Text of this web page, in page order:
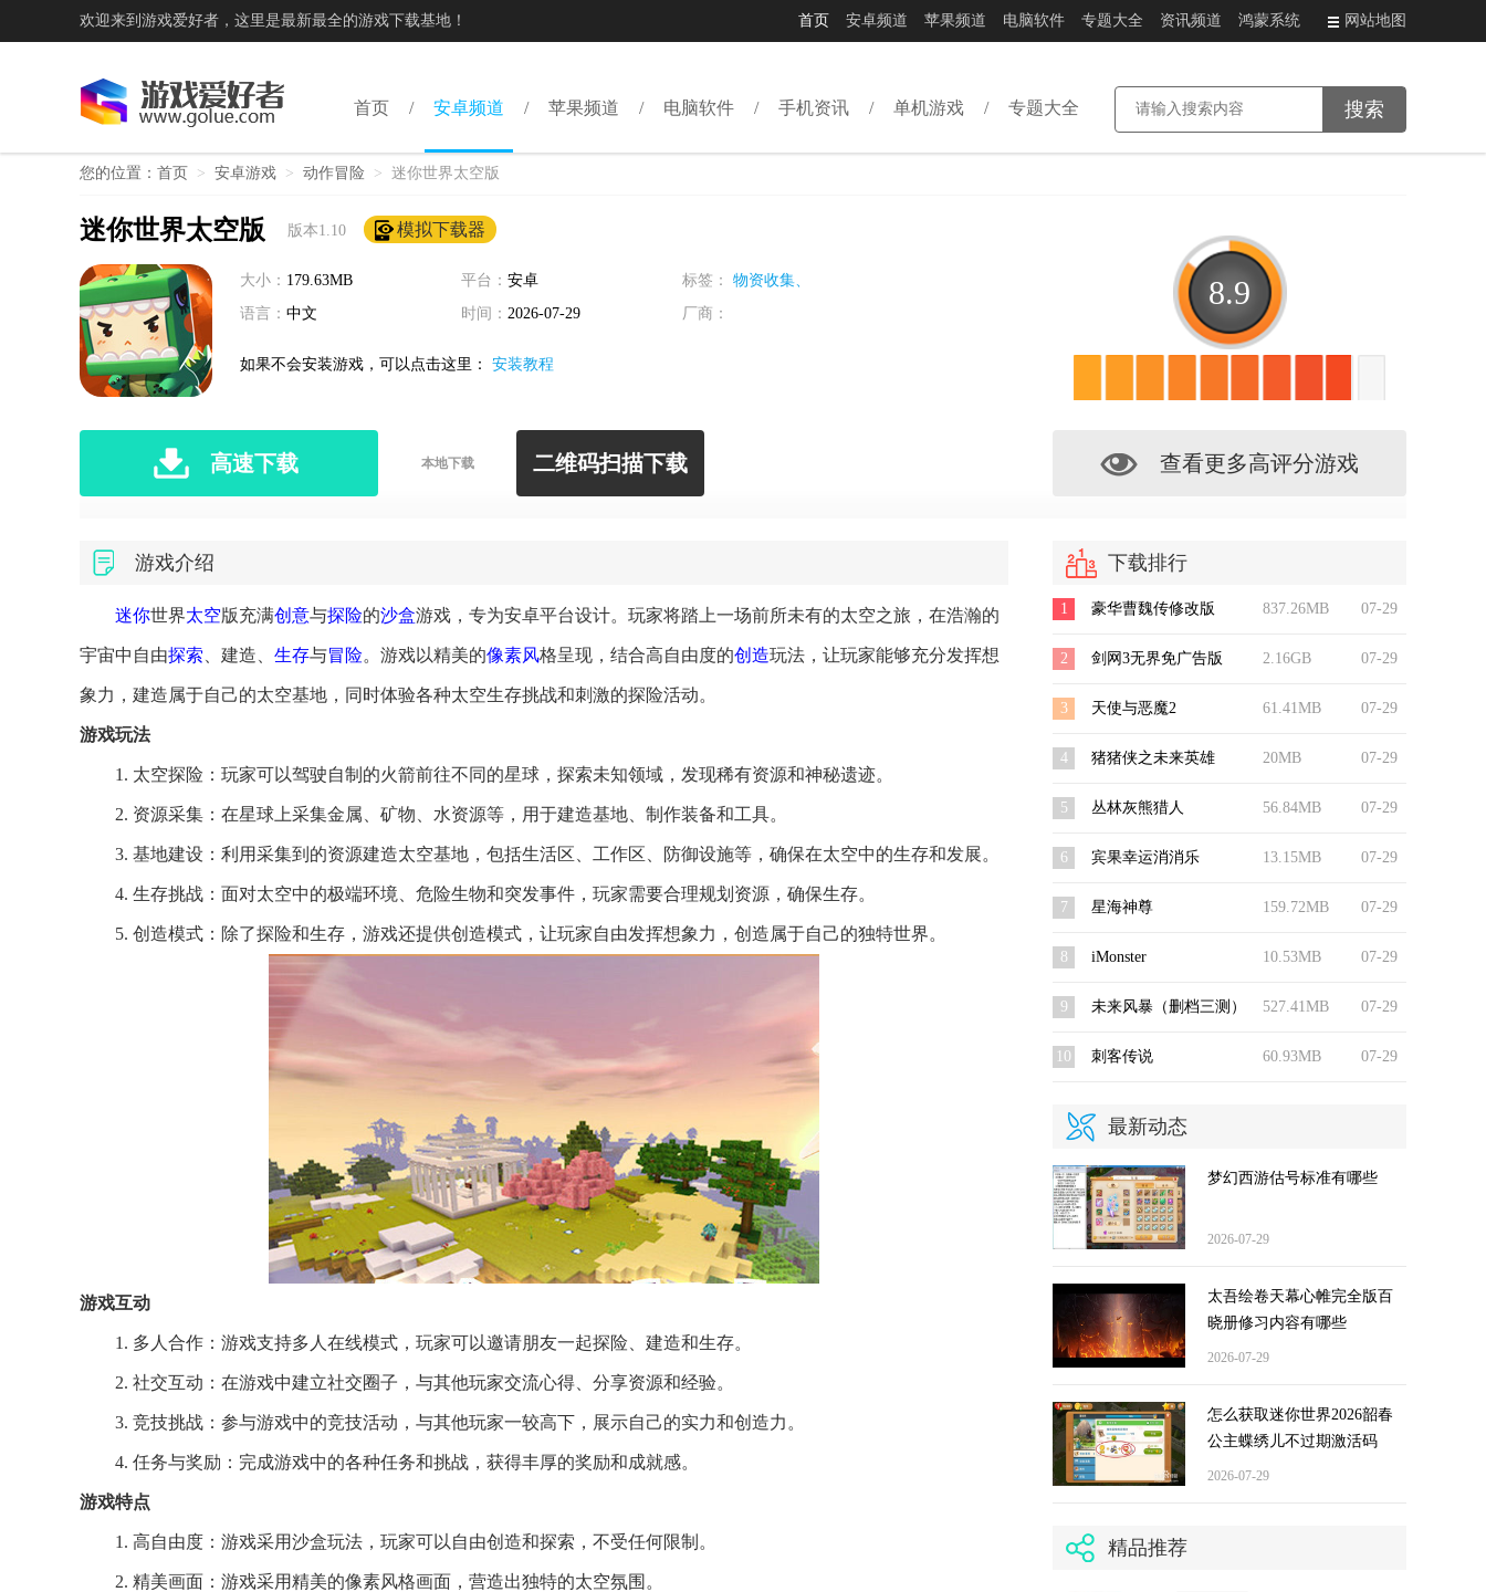
欢迎来到游戏爱好者，这里是最新最全的游戏下载基地！ 首页 安卓频道 苹果频道 电脑软件 专题大全 资讯频道 鸿蒙系统 网站地图
首页 安卓频道 苹果频道 电脑软件 手机资讯 单机游戏 专题大全
您的位置： 首页 > 安卓游戏 > 动作冒险 > 迷你世界太空版
迷你世界太空版 版本1.10 模拟下载器
大小： 179.63MB 平台： 安卓 标签：
物资收集、
语言： 中文 时间： 2026-07-29 厂商：
如果不会安装游戏，可以点击这里： 安装教程
高速下载 本地下载 二维码扫描下载
8.9
查看更多高评分游戏
游戏介绍
迷你世界太空版充满创意与探险的沙盒游戏，专为安卓平台设计。玩家将踏上一场前所未有的太空之旅，在浩瀚的
宇宙中自由探索 、建造、 生存与冒险。游戏以精美的像素风格呈现，结合高自由度的创造玩法，让玩家能够充分发挥想
象力，建造属于自己的太空基地，同时体验各种太空生存挑战和刺激的探险活动。
游戏玩法
1. 太空探险：玩家可以驾驶自制的火箭前往不同的星球，探索未知领域，发现稀有资源和神秘遗迹。
2. 资源采集：在星球上采集金属、矿物、水资源等，用于建造基地、制作装备和工具。
3. 基地建设：利用采集到的资源建造太空基地，包括生活区、工作区、防御设施等，确保在太空中的生存和发展。
4. 生存挑战：面对太空中的极端环境、危险生物和突发事件，玩家需要合理规划资源，确保生存。
5. 创造模式：除了探险和生存，游戏还提供创造模式，让玩家自由发挥想象力，创造属于自己的独特世界。
游戏互动
1. 多人合作：游戏支持多人在线模式，玩家可以邀请朋友一起探险、建造和生存。
2. 社交互动：在游戏中建立社交圈子，与其他玩家交流心得、分享资源和经验。
3. 竞技挑战：参与游戏中的竞技活动，与其他玩家一较高下，展示自己的实力和创造力。
4. 任务与奖励：完成游戏中的各种任务和挑战，获得丰厚的奖励和成就感。
游戏特点
1. 高自由度：游戏采用沙盒玩法，玩家可以自由创造和探索，不受任何限制。
2. 精美画面：游戏采用精美的像素风格画面，营造出独特的太空氛围。
下载排行
07-29
837.26MB
1 豪华曹魏传修改版
07-29
2.16GB
2 剑网3无界免广告版
07-29
61.41MB
3 天使与恶魔2
07-29
20MB
4 猪猪侠之未来英雄
07-29
56.84MB
5 丛林灰熊猎人
07-29
13.15MB
6 宾果幸运消消乐
07-29
159.72MB
7 星海神尊
07-29
10.53MB
8 iMonster
07-29
527.41MB
9 未来风暴（删档三测）
07-29
60.93MB
10 刺客传说
最新动态
梦幻西游估号标准有哪些
2026-07-29
太吾绘卷天幕心帷完全版百
晓册修习内容有哪些
2026-07-29
怎么获取迷你世界2026韶春
公主蝶绣儿不过期激活码
2026-07-29
精品推荐